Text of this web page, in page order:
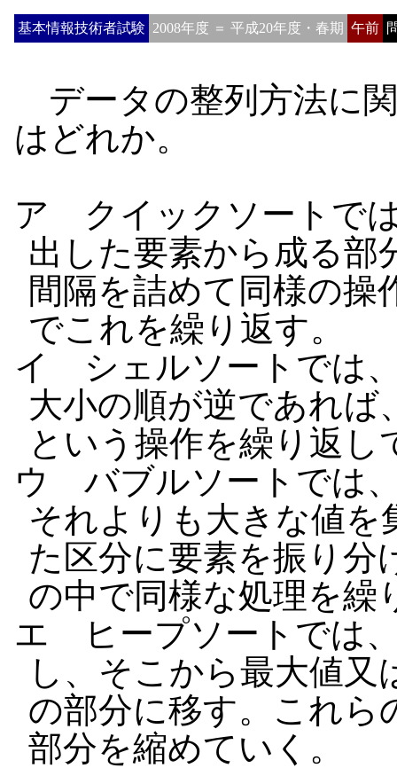
基本情報技術者試験 2008年度 ＝ 平成20年度・春期 午前
データの整列方法に
はどれか。
ア クイックソートで
出した要素から成る部
間隔を詰めて同様の操
でこれを繰り返す。
イ シェルソートでは
大小の順が逆であれば
という操作を繰り返し
ウ バブルソートでは
それよりも大きな値を
た区分に要素を振り分
の中で同様な処理を繰
エ ヒープソートでは
し、そこから最大値
の部分に移す。これら
部分を縮めていく。